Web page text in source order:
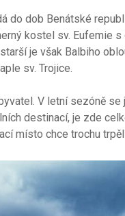
do dob Benátské
kostel sv. Eufemie
je však Balbiho
sv. Trojice.
V letní sezóně
destinací, je zde
místo chce trochu